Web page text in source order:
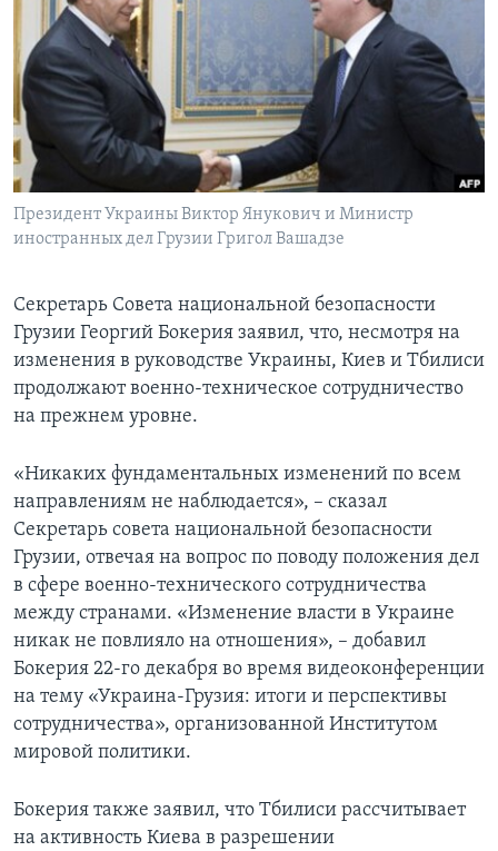
Learning English
СОЦИАЛЬНЫЕ СЕТИ
Президент Украины Виктор Янукович и Министр
иностранных дел Грузии Григол Вашадзе
Секретарь Совета национальной безопасности
Грузии Георгий Бокерия заявил, что, несмотря на
изменения в руководстве Украины, Киев и Тбилиси
продолжают военно-техническое сотрудничество
на прежнем уровне.
«Никаких фундаментальных изменений по всем
направлениям не наблюдается», – сказал
Секретарь совета национальной безопасности
Грузии, отвечая на вопрос по поводу положения дел
в сфере военно-технического сотрудничества
между странами. «Изменение власти в Украине
никак не повлияло на отношения», – добавил
Бокерия 22-го декабря во время видеоконференции
на тему «Украина-Грузия: итоги и перспективы
сотрудничества», организованной Институтом
мировой политики.
Бокерия также заявил, что Тбилиси рассчитывает
на активность Киева в разрешении